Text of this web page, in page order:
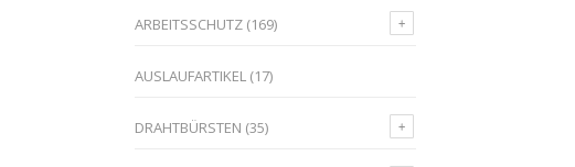
ARBEITSSCHUTZ (169)
AUSLAUFARTIKEL (17)
DRAHTBÜRSTEN (35)